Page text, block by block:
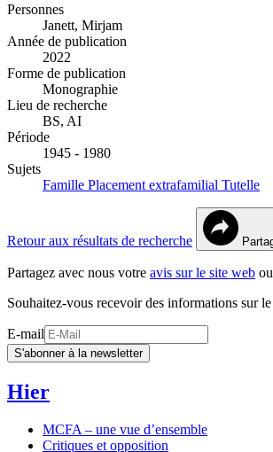
Personnes
Janett, Mirjam
Année de publication
2022
Forme de publication
Monographie
Lieu de recherche
BS, AI
Période
1945 - 1980
Sujets
Famille Placement extrafamilial Tutelle
Retour aux résultats de recherche
Partagez avec nous votre avis sur le site web
Souhaitez-vous recevoir des informations sur
E-mail
S'abonner à la newsletter
Hier
MCFA – une vue d’ensemble
Critiques et opposition